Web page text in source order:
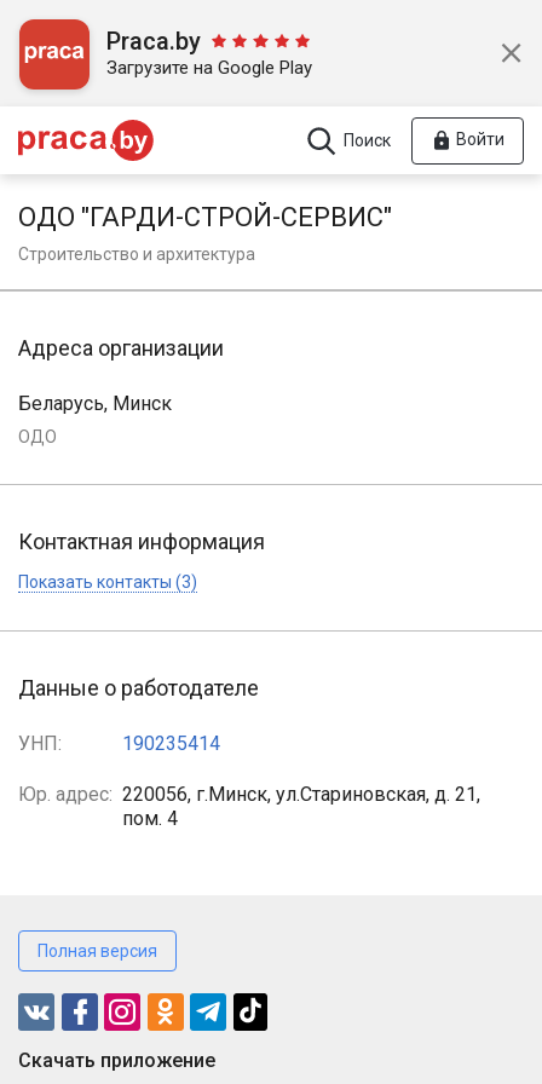
Praca.by
Загрузите на Google Play
Поиск Войти
ОДО "ГАРДИ-СТРОЙ-СЕРВИС"
Строительство и архитектура
Адреса организации
Беларусь, Минск
ОДО
Контактная информация
Показать контакты (3)
Данные о работодателе
УНП: 190235414
Юр. адрес: 220056, г.Минск, ул.Стариновская, д. 21,
пом. 4
Полная версия
Cкачать приложение